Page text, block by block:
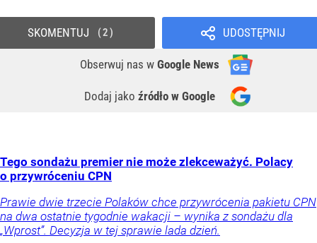
UDOSTĘPNIJ
Obserwuj nas w Google News
Dodaj jako źródło w Google
SKOMENTUJ 2
Tego sondażu premier nie może zlekceważyć. Polacy
o przywróceniu CPN
Prawie dwie trzecie Polaków chce przywrócenia pakietu CPN
na dwa ostatnie tygodnie wakacji – wynika z sondażu dla
„Wprost”. Decyzja w tej sprawie lada dzień.